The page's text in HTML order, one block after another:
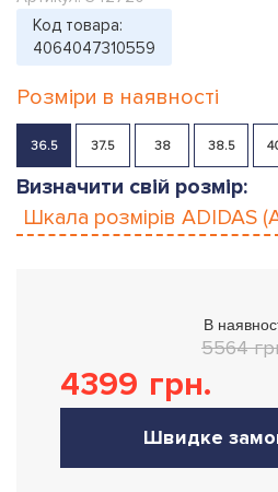
Код товара:
4064047310559
Розміри в наявності
36.5 37.5 38 38.5
Визначити свій розмір:
Шкала розмірів ADIDAS
В
5564
4399 грн.
Швидке